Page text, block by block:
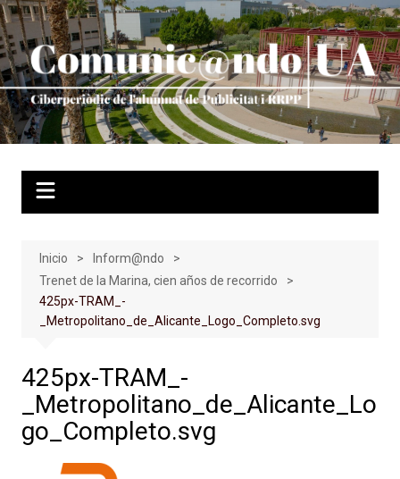
Saltar
al
contenido
Inicio
Inform@ndo
Trenet de la Marina, cien años de recorrido
425px-TRAM_-
_Metropolitano_de_Alicante_Logo_Completo.svg
425px-TRAM_-
_Metropolitano_de_Alicante_Lo
go_Completo.svg